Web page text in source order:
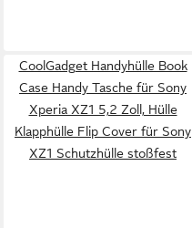
CoolGadget Handyhülle Book
Case Handy Tasche für Sony
Xperia XZ1 5,2 Zoll, Hülle
Klapphülle Flip Cover für Sony
XZ1 Schutzhülle stoßfest